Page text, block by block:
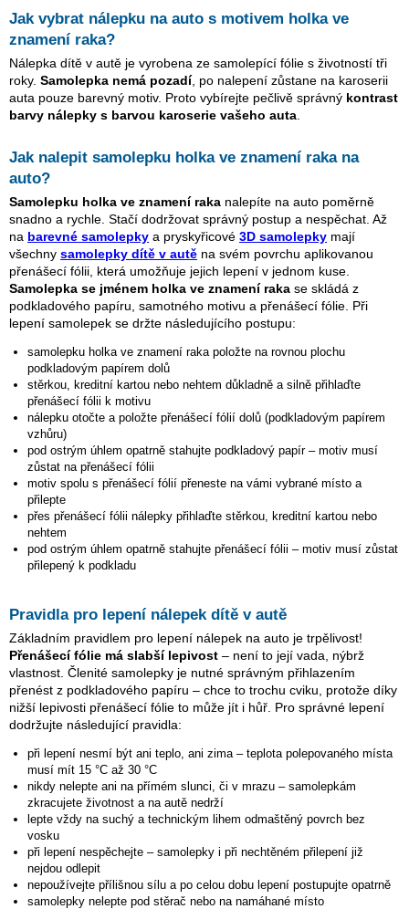
Jak vybrat nálepku na auto s motivem holka ve
znamení raka?
Nálepka dítě v autě je vyrobena ze samolepící fólie s životností tři
roky. Samolepka nemá pozadí, po nalepení zůstane na karoserii
auta pouze barevný motiv. Proto vybírejte pečlivě správný kontrast
barvy nálepky s barvou karoserie vašeho auta
Jak nalepit samolepku holka ve znamení rakana
auto?
Samolepku holka ve znamení raka nalepíte na auto poměrně
snadno a rychle. Stačí dodržovat správný postup a nespěchat. Až
na barevné samolepky a pryskyřicové 3D samolepky mají
všechny samolepky dítě v autě na svém povrchu aplikovanou
přenášecí fólii, která umožňuje jejich lepení v jednom kuse.
Samolepka se jménem holka ve znamení raka se skládá z
podkladového papíru, samotného motivu a přenášecí fólie. Při
lepení samolepek se držte následujícího postupu:
samolepku holka ve znamení raka položte na rovnou plochu
podkladovým papírem dolů
stěrkou, kreditní kartou nebo nehtem důkladně a silně přihlaďte
přenášecí fólii k motivu
nálepku otočte a položte přenášecí fólií dolů (podkladovým papírem
vzhůru)
pod ostrým úhlem opatrně stahujte podkladový papír – motiv musí
zůstat na přenášecí fólii
motiv spolu s přenášecí fólií přeneste na vámi vybrané místo a
přilepte
přes přenášecí fólii nálepky přihlaďte stěrkou, kreditní kartou nebo
nehtem
pod ostrým úhlem opatrně stahujte přenášecí fólii – motiv musí zůstat
přilepený k podkladu
Pravidla pro lepení nálepek dítě v autě
Základním pravidlem pro lepení nálepek na auto je trpělivost!
Přenášecí fólie má slabší lepivost – není to její vada, nýbrž
vlastnost. Členité samolepky je nutné správným přihlazením
přenést z podkladového papíru – chce to trochu cviku, protože díky
nižší lepivosti přenášecí fólie to může jít i hůř. Pro správné lepení
dodržujte následující pravidla:
při lepení nesmí být ani teplo, ani zima – teplota polepovaného místa
musí mít 15 °C až 30 °C
nikdy nelepte ani na přímém slunci, či v mrazu – samolepkám
zkracujete životnost a na autě nedrží
lepte vždy na suchý a technickým lihem odmaštěný povrch bez
vosku
při lepení nespěchejte – samolepky i při nechtěném přilepení již
nejdou odlepit
nepoužívejte přílišnou sílu a po celou dobu lepení postupujte opatrně
samolepky nelepte pod stěrač nebo na namáhané místo